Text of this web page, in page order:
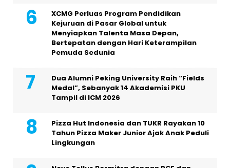
XCMG Perluas Program Pendidikan
Kejuruan di Pasar Global untuk
Menyiapkan Talenta Masa Depan,
Bertepatan dengan Hari Keterampilan
Pemuda Sedunia
Dua Alumni Peking University Raih “Fields
Medal”, Sebanyak 14 Akademisi PKU
Tampil di ICM 2026
Pizza Hut Indonesia dan TUKR Rayakan 10
Tahun Pizza Maker Junior Ajak Anak Peduli
Lingkungan